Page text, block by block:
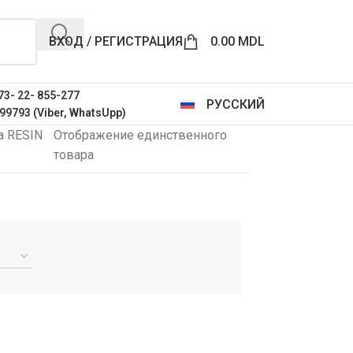
ВХОД / РЕГИСТРАЦИЯ 0.00 MDL
22- 855-277
(Viber, WhatsUpp)
РУССКИЙ
RESIN
Отображение единственного
товара